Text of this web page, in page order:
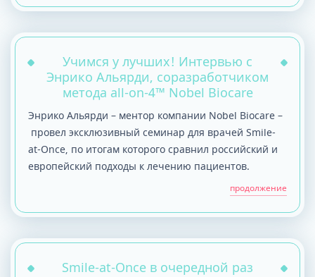
Учимся у лучших! Интервью с
Энрико Альярди, соразработчиком
метода all-on-4™ Nobel Biocare
Энрико Альярди – ментор компании Nobel Biocare –
провел эксклюзивный семинар для врачей Smile-
at-Once, по итогам которого сравнил российский и
европейский подходы к лечению пациентов.
продолжение
Smile-at-Once в очередной раз